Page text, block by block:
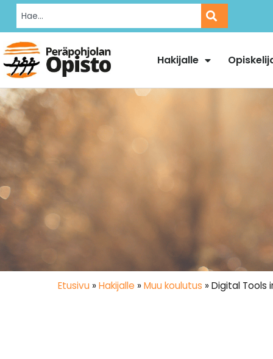
Hakijalle
Etusivu »Hakijalle »Muu koulutus »Digital Tools